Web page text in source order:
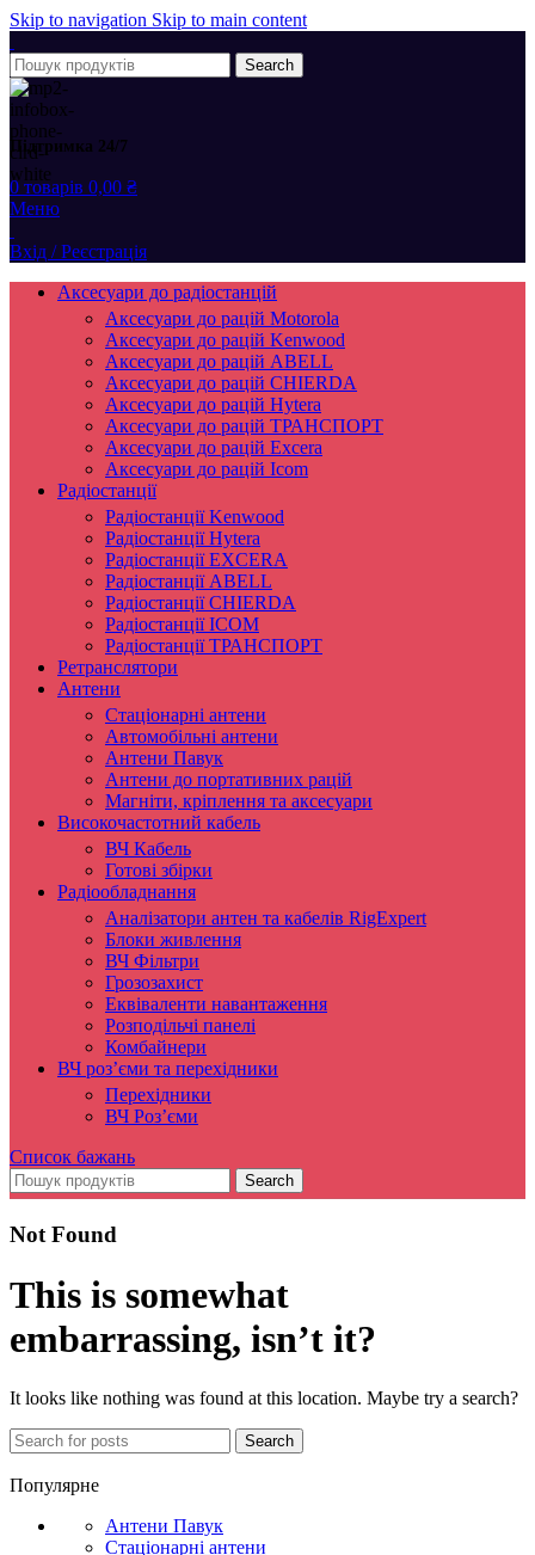
Skip to navigation Skip to main content
Search
Підтримка 24/7
0 товарів 0,00 ₴
Меню
Вхід / Реєстрація
Аксесуари до радіостанцій
Аксесуари до рацій Motorola
Аксесуари до рацій Kenwood
Аксесуари до рацій ABELL
Аксесуари до рацій CHIERDA
Аксесуари до рацій Hytera
Аксесуари до рацій ТРАНСПОРТ
Аксесуари до рацій Excera
Аксесуари до рацій Icom
Радіостанції
Радіостанції Kenwood
Радіостанції Hytera
Радіостанції EXCERA
Радіостанції ABELL
Радіостанції CHIERDA
Радіостанції ICOM
Радіостанції ТРАНСПОРТ
Ретранслятори
Антени
Стаціонарні антени
Автомобільні антени
Антени Павук
Антени до портативних рацій
Магніти, кріплення та аксесуари
Високочастотний кабель
ВЧ Кабель
Готові збірки
Радіообладнання
Аналізатори антен та кабелів RigExpert
Блоки живлення
ВЧ Фільтри
Грозозахист
Еквіваленти навантаження
Розподільчі панелі
Комбайнери
ВЧ роз’єми та перехідники
Перехідники
ВЧ Роз’єми
Список бажань
Search
Not Found
This is somewhat
embarrassing, isn’t it?
It looks like nothing was found at this location. Maybe try a search?
Search
Популярне
Антени Павук
Стаціонарні антени